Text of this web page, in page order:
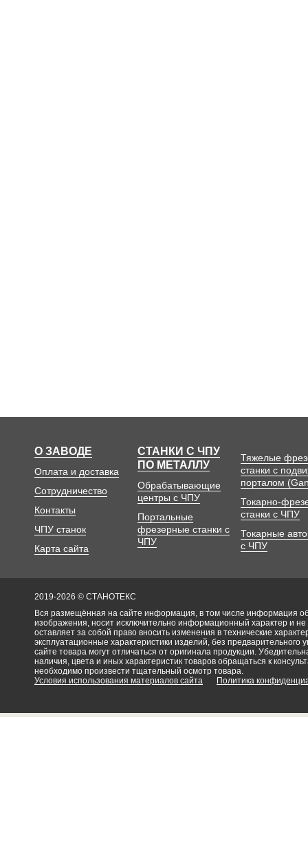
О ЗАВОДЕ
Оплата и доставка
Сотрудничество
Контакты
ЧПУ станок
Карта сайта
СТАНКИ С ЧПУ
ПО МЕТАЛЛУ
Обрабатывающие
центры с ЧПУ
Портальные
фрезерные станки с
ЧПУ
Тяжелые
станки с
порталом
Токарно-
станки с ЧПУ
Токарные
с ЧПУ
2019-2026 © СТАНОТЕКС
Вся размещённая на сайте информация, в том числе информация об
изображения, носит исключительно информационный характер и
оставляет за собой право вносить изменения в технические
эксплуатационные характеристики изделий, без
сайте товара могут отличаться от оригинала продукции.
наличия, цвета и иных характеристик товаров обращаться к
необходимо произвести тщательный осмотр товара.
Условия использования материалов сайта
Политика